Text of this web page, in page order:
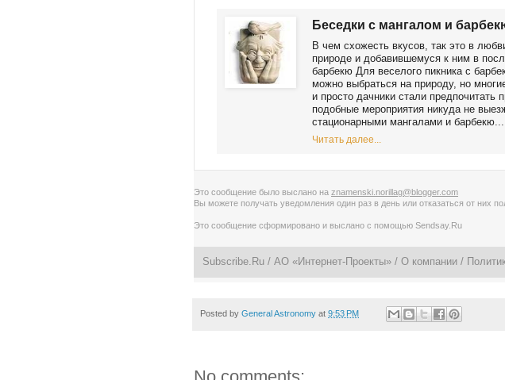
Беседки с мангалом и
В чем схожесть вкусов, так это в
природе и добавившемуся к ним в
барбекю Для веселого пикника с
можно выбраться на природу, но
и просто дачники стали предпочитать
подобные мероприятия никуда не
стационарными мангалами и барбекю...
Читать далее...
Это сообщение было выслано на znamenski.norillag@blogger.com
Вы можете получать уведомления один раз в день или отказаться от них
Это сообщение сформировано и выслано с помощью Sendsay.Ru
Subscribe.Ru / АО «Интернет-Проекты» / О компании /
Posted by General Astronomy at 9:53 PM